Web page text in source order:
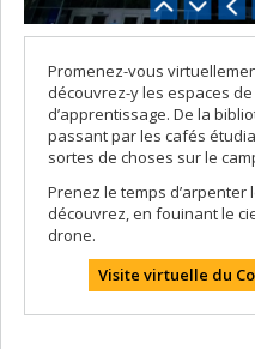
Promenez-vous
découvrez-y les espaces de
d’apprentissage. De la
passant par les cafés
sortes de choses sur le
Prenez le temps
découvrez, en fouinant le
drone.
Visite virtuelle du